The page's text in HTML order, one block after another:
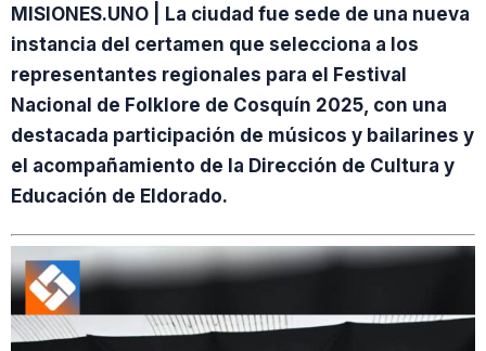
MISIONES.UNO | La ciudad fue sede de una nueva
instancia del certamen que selecciona a los
representantes regionales para el Festival
Nacional de Folklore de Cosquín 2025, con una
destacada participación de músicos y bailarines y
el acompañamiento de la Dirección de Cultura y
Educación de Eldorado.